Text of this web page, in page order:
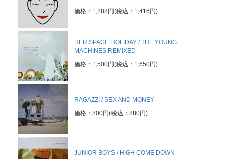
価格：1,288円(税込：1,416円)
HER SPACE HOLIDAY / THE YOUNG
MACHINES REMIXED
価格：1,500円(税込：1,650円)
RAGAZZI / SEX AND MONEY
価格：800円(税込：880円)
JUNIOR BOYS / HIGH COME DOWN